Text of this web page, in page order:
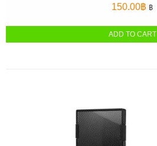
150.00฿ ฿
ADD TO CART